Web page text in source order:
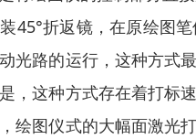
45°折返镜，在原绘图
光路的运行，这种方式
，这种方式存在着打标
绘图仪式的大幅面激光